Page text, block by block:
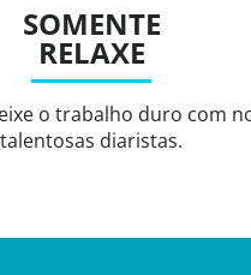
SOMENTE
RELAXE
o trabalho duro com
talentosas diaristas.